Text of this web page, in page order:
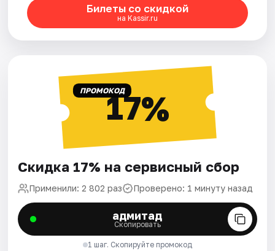
Билеты со скидкой
на Kassir.ru
ПРОМОКОД17%
Скидка 17% на сервисный сбор
Применили: 2 802 раз Проверено: 1 минуту назад
адмитад
Скопировать
1 шаг. Скопируйте промокод